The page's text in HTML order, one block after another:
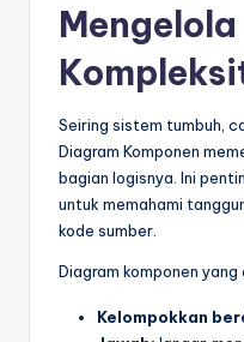
Mengelola
Seiring sistem tumbuh,
Diagram Komponen
bagian logisnya. Ini
untuk memahami
kode sumber.
Diagram komponen
Kelompokkan